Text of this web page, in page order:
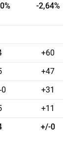
-2,64%
+60
+47
+31
+11
+/-0